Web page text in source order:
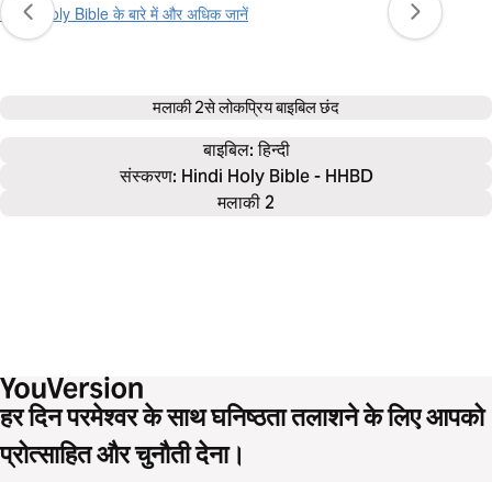
Hindi Holy Bible के बारे में और अधिक जानें
मलाकी 2से लोकप्रिय बाइबिल छंद
बाइबिल: हिन्दी
संस्करण: Hindi Holy Bible - HHBD
मलाकी 2
हर दिन परमेश्वर के साथ घनिष्ठता तलाशने के लिए आपको
प्रोत्साहित और चुनौती देना।